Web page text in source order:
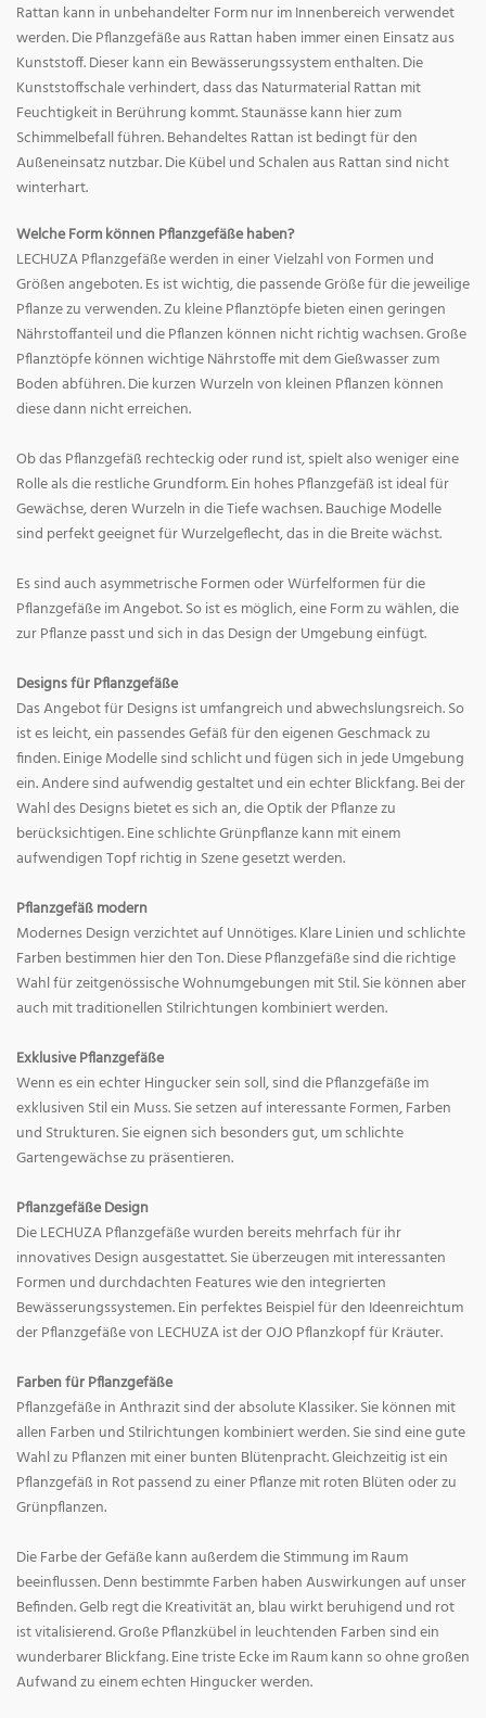
Rattan kann in unbehandelter Form nur im Innenbereich verwendet
werden. Die Pflanzgefäße aus Rattan haben immer einen Einsatz aus
Kunststoff. Dieser kann ein Bewässerungssystem enthalten. Die
Kunststoffschale verhindert, dass das Naturmaterial Rattan mit
Feuchtigkeit in Berührung kommt. Staunässe kann hier zum
Schimmelbefall führen. Behandeltes Rattan ist bedingt für den
Außeneinsatz nutzbar. Die Kübel und Schalen aus Rattan sind nicht
winterhart.
Welche Form können Pflanzgefäße haben?
LECHUZA Pflanzgefäße werden in einer Vielzahl von Formen und
Größen angeboten. Es ist wichtig, die passende Größe für die jeweilige
Pflanze zu verwenden. Zu kleine Pflanztöpfe bieten einen geringen
Nährstoffanteil und die Pflanzen können nicht richtig wachsen. Große
Pflanztöpfe können wichtige Nährstoffe mit dem Gießwasser zum
Boden abführen. Die kurzen Wurzeln von kleinen Pflanzen können
diese dann nicht erreichen.
Ob das Pflanzgefäß rechteckig oder rund ist, spielt also weniger eine
Rolle als die restliche Grundform. Ein hohes Pflanzgefäß ist ideal für
Gewächse, deren Wurzeln in die Tiefe wachsen. Bauchige Modelle
sind perfekt geeignet für Wurzelgeflecht, das in die Breite wächst.
Es sind auch asymmetrische Formen oder Würfelformen für die
Pflanzgefäße im Angebot. So ist es möglich, eine Form zu wählen, die
zur Pflanze passt und sich in das Design der Umgebung einfügt.
Designs für Pflanzgefäße
Das Angebot für Designs ist umfangreich und abwechslungsreich. So
ist es leicht, ein passendes Gefäß für den eigenen Geschmack zu
finden. Einige Modelle sind schlicht und fügen sich in jede Umgebung
ein. Andere sind aufwendig gestaltet und ein echter Blickfang. Bei der
Wahl des Designs bietet es sich an, die Optik der Pflanze zu
berücksichtigen. Eine schlichte Grünpflanze kann mit einem
aufwendigen Topf richtig in Szene gesetzt werden.
Pflanzgefäß modern
Modernes Design verzichtet auf Unnötiges. Klare Linien und schlichte
Farben bestimmen hier den Ton. Diese Pflanzgefäße sind die richtige
Wahl für zeitgenössische Wohnumgebungen mit Stil. Sie können aber
auch mit traditionellen Stilrichtungen kombiniert werden.
Exklusive Pflanzgefäße
Wenn es ein echter Hingucker sein soll, sind die Pflanzgefäße im
exklusiven Stil ein Muss. Sie setzen auf interessante Formen, Farben
und Strukturen. Sie eignen sich besonders gut, um schlichte
Gartengewächse zu präsentieren.
Pflanzgefäße Design
Die LECHUZA Pflanzgefäße wurden bereits mehrfach für ihr
innovatives Design ausgestattet. Sie überzeugen mit interessanten
Formen und durchdachten Features wie den integrierten
Bewässerungssystemen. Ein perfektes Beispiel für den Ideenreichtum
der Pflanzgefäße von LECHUZA ist der OJO Pflanzkopf für Kräuter.
Farben für Pflanzgefäße
Pflanzgefäße in Anthrazit sind der absolute Klassiker. Sie können mit
allen Farben und Stilrichtungen kombiniert werden. Sie sind eine gute
Wahl zu Pflanzen mit einer bunten Blütenpracht. Gleichzeitig ist ein
Pflanzgefäß in Rot passend zu einer Pflanze mit roten Blüten oder zu
Grünpflanzen.
Die Farbe der Gefäße kann außerdem die Stimmung im Raum
beeinflussen. Denn bestimmte Farben haben Auswirkungen auf unser
Befinden. Gelb regt die Kreativität an, blau wirkt beruhigend und rot
ist vitalisierend. Große Pflanzkübel in leuchtenden Farben sind ein
wunderbarer Blickfang. Eine triste Ecke im Raum kann so ohne großen
Aufwand zu einem echten Hingucker werden.